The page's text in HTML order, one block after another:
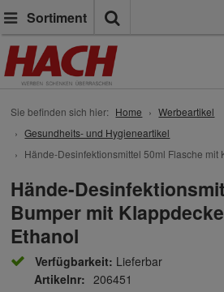
Sortiment
Sie befinden sich hier: Home
Werbeartikel
Gesundheits- und Hygieneartikel
Hände-Desinfektionsmittel 50ml Flasche mit
Hände-
Bumper mit
Ethanol
Verfügbarkeit: Lieferbar
Artikelnr: 206451